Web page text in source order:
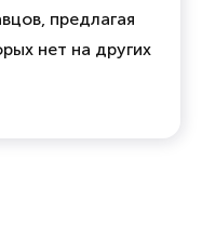
предлагая
нет на других